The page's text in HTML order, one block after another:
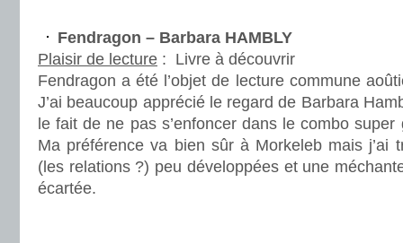
Fendragon – Barbara HAMBLY
Plaisir de lecture : Livre à découvrir
Fendragon a été l’objet de lecture commune
J’ai beaucoup apprécié le regard de Barbara
le fait de ne pas s’enfoncer dans le combo
Ma préférence va bien sûr à Morkeleb mais j’ai
(les relations ?) peu développées et une
écartée.